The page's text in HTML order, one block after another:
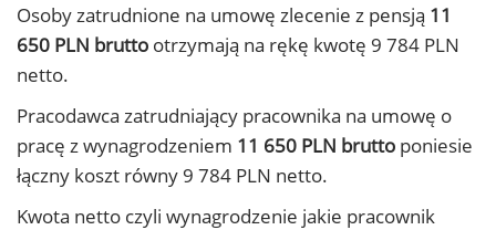
Osoby zatrudnione na umowę zlecenie z pensją 11
650 PLN brutto otrzymają na rękę kwotę 9 784 PLN
netto.
Pracodawca zatrudniający pracownika na umowę o
pracę z wynagrodzeniem 11 650 PLN brutto poniesie
łączny koszt równy 9 784 PLN netto.
Kwota netto czyli wynagrodzenie jakie pracownik